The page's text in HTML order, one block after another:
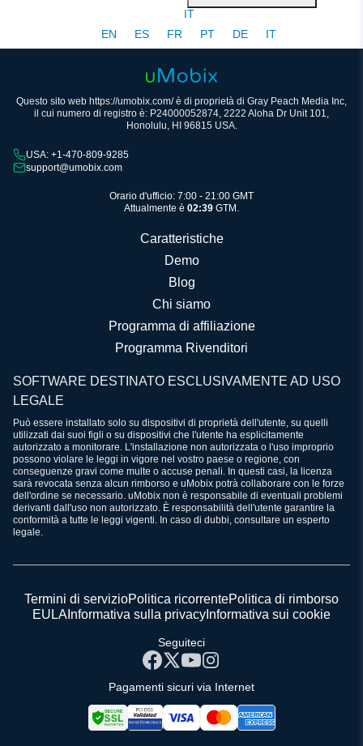
IT
EN
ES FR PT DE IT
Questo sito web https://umobix.com/ è di proprietà di Gray Peach Media Inc,
il cui numero di registro è: P24000052874, 2222 Aloha Dr Unit 101,
Honolulu, HI 96815 USA.
USA: +1-470-809-9285
support@umobix.com
Orario d'ufficio: 7:00 - 21:00 GMT
Attualmente è 02:39 GTM.
Caratteristiche
Demo
Blog
Chi siamo
Programma di affiliazione
Programma Rivenditori
SOFTWARE DESTINATO ESCLUSIVAMENTE AD USO
LEGALE
Può essere installato solo su dispositivi di proprietà dell'utente, su quelli
utilizzati dai suoi figli o su dispositivi che l'utente ha esplicitamente
autorizzato a monitorare. L'installazione non autorizzata o l'uso improprio
possono violare le leggi in vigore nel vostro paese o regione, con
conseguenze gravi come multe o accuse penali. In questi casi, la licenza
sarà revocata senza alcun rimborso e uMobix potrà collaborare con le forze
dell'ordine se necessario. uMobix non è responsabile di eventuali problemi
derivanti dall'uso non autorizzato. È responsabilità dell'utente garantire la
conformità a tutte le leggi vigenti. In caso di dubbi, consultare un esperto
legale.
Termini di servizioPolitica ricorrentePolitica di rimborso
EULA Informativa sulla privacy Informativa sui cookie
Seguiteci
Pagamenti sicuri via Internet